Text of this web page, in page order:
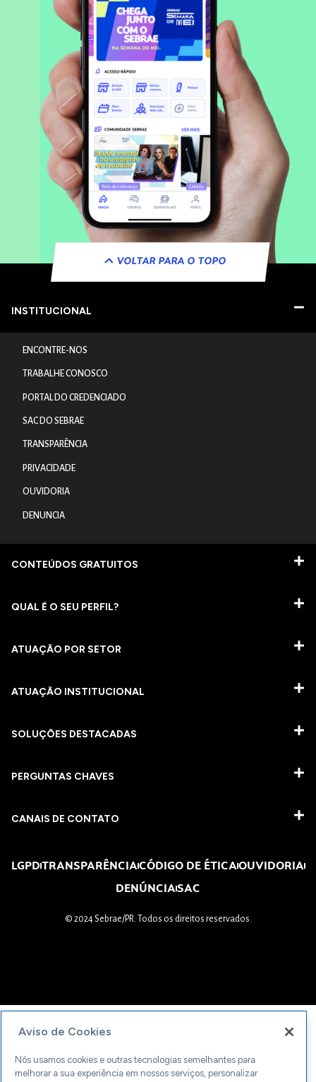
VOLTAR PARA O TOPO
INSTITUCIONAL
ENCONTRE-NOS
TRABALHE CONOSCO
PORTAL DO CREDENCIADO
SAC DO SEBRAE
TRANSPARÊNCIA
PRIVACIDADE
OUVIDORIA
DENUNCIA
CONTEÚDOS GRATUITOS
QUAL É O SEU PERFIL?
ATUAÇÃO POR SETOR
ATUAÇÃO INSTITUCIONAL
SOLUÇÕES DESTACADAS
PERGUNTAS CHAVES​
CANAIS DE CONTATO
LGPDTRANSPARÊNCIACÓDIGO DE ÉTICAOUVIDORIA
DENÚNCIASAC
© 2024 Sebrae/PR. Todos os direitos reservados.
Aviso de Cookies
Nós usamos cookies e outras tecnologias semelhantes para
melhorar a sua experiência em nossos serviços, personalizar